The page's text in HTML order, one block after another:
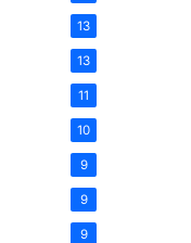
13
13
11
10
9
9
9